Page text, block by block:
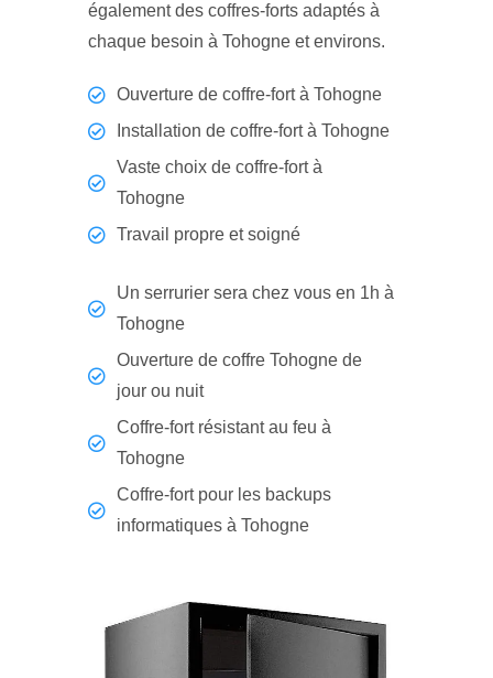
également des coffres-forts adaptés à
chaque besoin à Tohogne et environs.
Ouverture de coffre-fort à Tohogne
Installation de coffre-fort à Tohogne
Vaste choix de coffre-fort à
Tohogne
Travail propre et soigné
Un serrurier sera chez vous en 1h à
Tohogne
Ouverture de coffre Tohogne de
jour ou nuit
Coffre-fort résistant au feu à
Tohogne
Coffre-fort pour les backups
informatiques à Tohogne